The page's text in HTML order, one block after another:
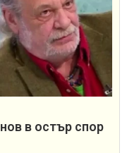
в остър спор